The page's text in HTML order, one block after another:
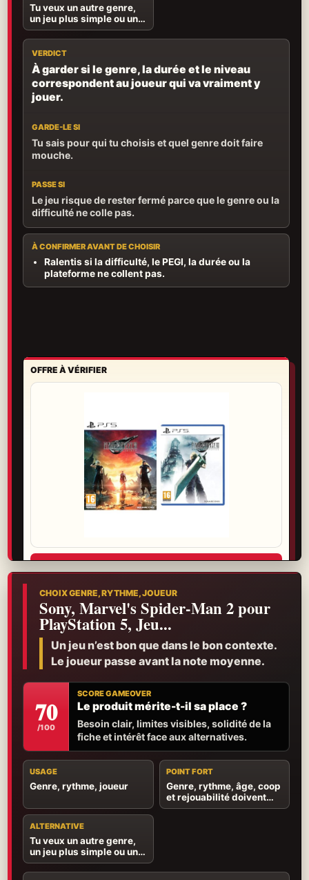
Tu veux un autre genre,
un jeu plus simple ou une
expérience mieux
adaptée à l’âge.
VERDICT
À garder si le genre, la durée et le niveau
correspondent au joueur qui va vraiment y
jouer.
GARDE-LE SI
Tu sais pour qui tu choisis et quel genre doit faire
mouche.
PASSE SI
Le jeu risque de rester fermé parce que le genre ou la
difficulté ne colle pas.
À CONFIRMER AVANT DE CHOISIR
Ralentis si la difficulté, le PEGI, la durée ou la
plateforme ne collent pas.
OFFRE À VÉRIFIER
CHOIX GENRE, RYTHME, JOUEUR
Sony, Marvel's Spider-Man 2 pour
PlayStation 5, Jeu...
Un jeu n’est bon que dans le bon contexte.
Le joueur passe avant la note moyenne.
70
/100
SCORE GAMEOVER
Le produit mérite-t-il sa place ?
Besoin clair, limites visibles, solidité de la
fiche et intérêt face aux alternatives.
USAGE
Genre, rythme, joueur
POINT FORT
Genre, rythme, âge, coop
et rejouabilité doivent
parler au bon joueur.
ALTERNATIVE
Tu veux un autre genre,
un jeu plus simple ou une
expérience mieux
adaptée à l’âge.